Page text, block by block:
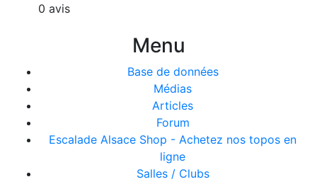
0 avis
Menu
Base de données
Médias
Articles
Forum
Escalade Alsace Shop - Achetez nos topos en
ligne
Salles / Clubs